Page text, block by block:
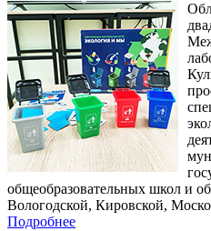
общеобразовательных школ и
Вологодской, Кировской,
Подробнее